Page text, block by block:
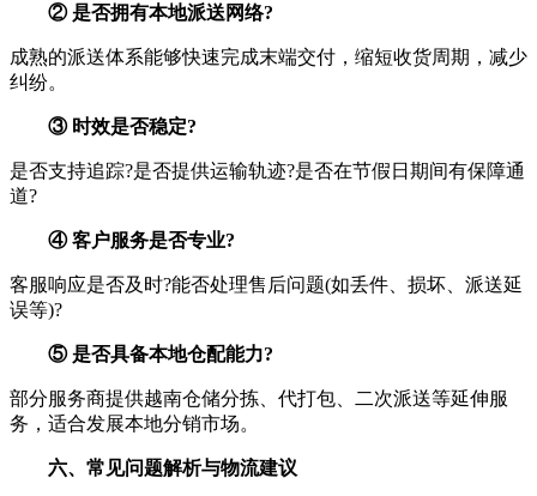
② 是否拥有本地派送网络?
成熟的派送体系能够快速完成末端交付，缩短收货周期，减少
纠纷。
③ 时效是否稳定?
是否支持追踪?是否提供运输轨迹?是否在节假日期间有保障通
道?
④ 客户服务是否专业?
客服响应是否及时?能否处理售后问题(如丢件、损坏、派送延
误等)?
⑤ 是否具备本地仓配能力?
部分服务商提供越南仓储分拣、代打包、二次派送等延伸服
务，适合发展本地分销市场。
六、常见问题解析与物流建议